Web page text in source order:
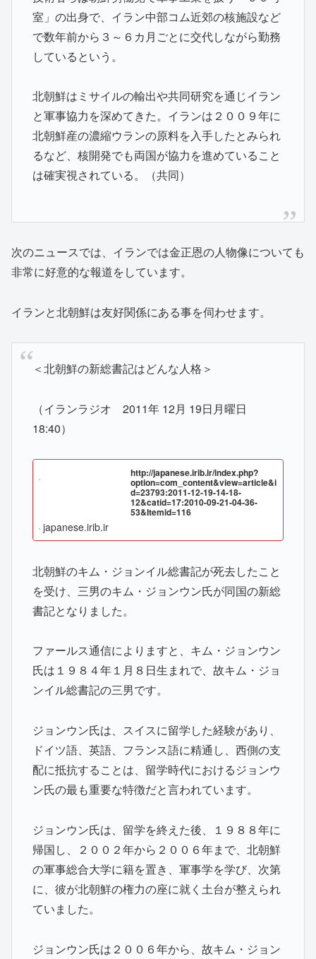
室」の出身で、イラン中部コム近郊の核施設など
で数年前から３～６カ月ごとに交代しながら勤務
しているという。
北朝鮮はミサイルの輸出や共同研究を通じイラン
と軍事協力を深めてきた。イランは２００９年に
北朝鮮産の濃縮ウランの原料を入手したとみられ
るなど、核開発でも両国が協力を進めていること
は確実視されている。（共同）
次のニュースでは、イランでは金正恩の人物像についても
非常に好意的な報道をしています。
イランと北朝鮮は友好関係にある事を伺わせます。
＜北朝鮮の新総書記はどんな人格＞
（イランラジオ 2011年 12月 19日月曜日
18:40）
http://japanese.irib.ir/index.php?
option=com_content&view=article&i
d=23793:2011-12-19-14-18-
12&catid=17:2010-09-21-04-36-
53&Itemid=116
japanese.irib.ir
北朝鮮のキム・ジョンイル総書記が死去したこと
を受け、三男のキム・ジョンウン氏が同国の新総
書記となりました。
ファールス通信によりますと、キム・ジョンウン
氏は１９８４年１月８日生まれで、故キム・ジョ
ンイル総書記の三男です。
ジョンウン氏は、スイスに留学した経験があり、
ドイツ語、英語、フランス語に精通し、西側の支
配に抵抗することは、留学時代におけるジョンウ
ン氏の最も重要な特徴だと言われています。
ジョンウン氏は、留学を終えた後、１９８８年に
帰国し、２００２年から２００６年まで、北朝鮮
の軍事総合大学に籍を置き、軍事学を学び、次第
に、彼が北朝鮮の権力の座に就く土台が整えられ
ていました。
ジョンウン氏は２００６年から、故キム・ジョン